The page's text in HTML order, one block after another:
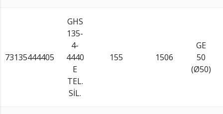
73135444405
GHS
135-
4-
4440
E
TEL.
SİL.
155 1506
GE
50
(Ø50)